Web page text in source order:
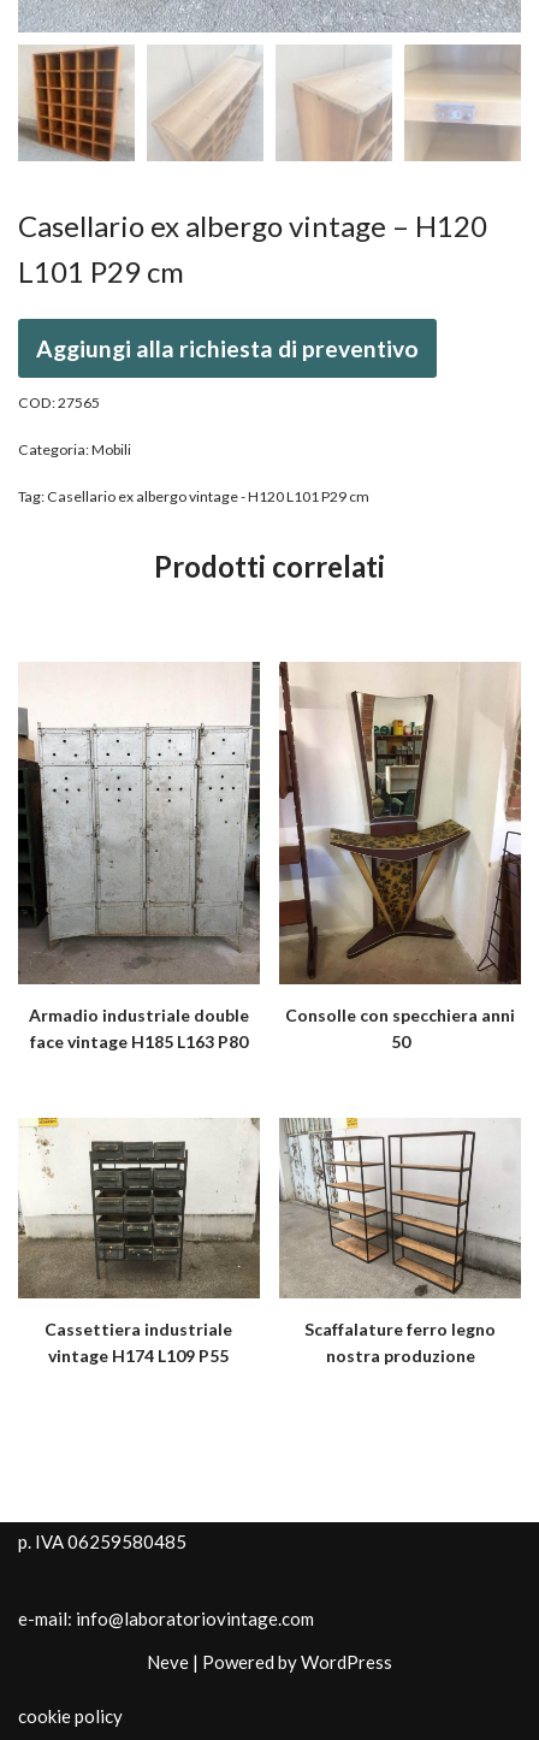
Casellario ex albergo vintage – H120
L101 P29 cm
Aggiungi alla richiesta di preventivo
COD:27565
Categoria:Mobili
Tag: Casellario ex albergo vintage - H120 L101 P29 cm
Prodotti correlati
Armadio industriale double
face vintage H185 L163 P80
Consolle con specchiera anni
50
Cassettiera industriale
vintage H174 L109 P55
Scaffalature ferro legno
nostra produzione
p. IVA 06259580485
e-mail: info@laboratoriovintage.com
Neve | Powered byWordPress
cookie policy